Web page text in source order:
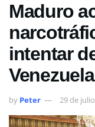
Maduro
intentar
Venezuela
by Peter 29 de